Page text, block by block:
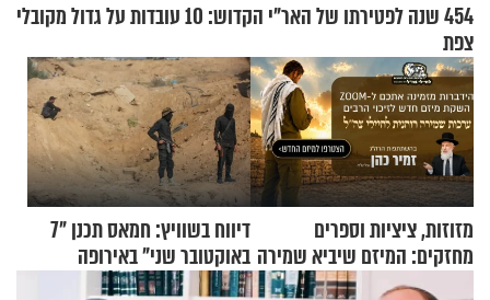
454 שנה לפטירתו של האר"י הקדוש: 10 עובדות על גדול מקובלי
צפת
מזוזות, ציציות וספרים
מחזקים: המיזם שיביא שמירה
רוחנית לאלפי חיילי צה"ל
דיווח בשוויץ: חמאס תכנן "7
באוקטובר שני" באירופה